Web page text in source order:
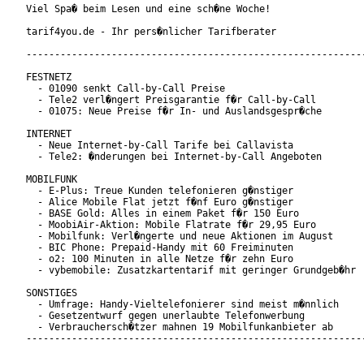
Viel Spa� beim Lesen und eine sch�ne Woche!
tarif4you.de - Ihr pers�nlicher Tarifberater
FESTNETZ
  - 01090 senkt Call-by-Call Preise
  - Tele2 verl�ngert Preisgarantie f�r Call-by-Call
  - 01075: Neue Preise f�r In- und Auslandsgespr�che
INTERNET
  - Neue Internet-by-Call Tarife bei Callavista
  - Tele2: �nderungen bei Internet-by-Call Angeboten
MOBILFUNK
  - E-Plus: Treue Kunden telefonieren g�nstiger
  - Alice Mobile Flat jetzt f�nf Euro g�nstiger
  - BASE Gold: Alles in einem Paket f�r 150 Euro
  - MoobiAir-Aktion: Mobile Flatrate f�r 29,95 Euro
  - Mobilfunk: Verl�ngerte und neue Aktionen im August
  - BIC Phone: Prepaid-Handy mit 60 Freiminuten
  - o2: 100 Minuten in alle Netze f�r zehn Euro
  - vybemobile: Zusatzkartentarif mit geringer Grundgeb�hr
SONSTIGES
  - Umfrage: Handy-Vieltelefonierer sind meist m�nnlich
  - Gesetzentwurf gegen unerlaubte Telefonwerbung
  - Verbrauchersch�tzer mahnen 19 Mobilfunkanbieter ab